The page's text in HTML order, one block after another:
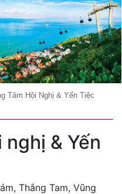
Tâm Hội Nghị & Yến Tiệc
& Yến
Thắng Tam, Vũng